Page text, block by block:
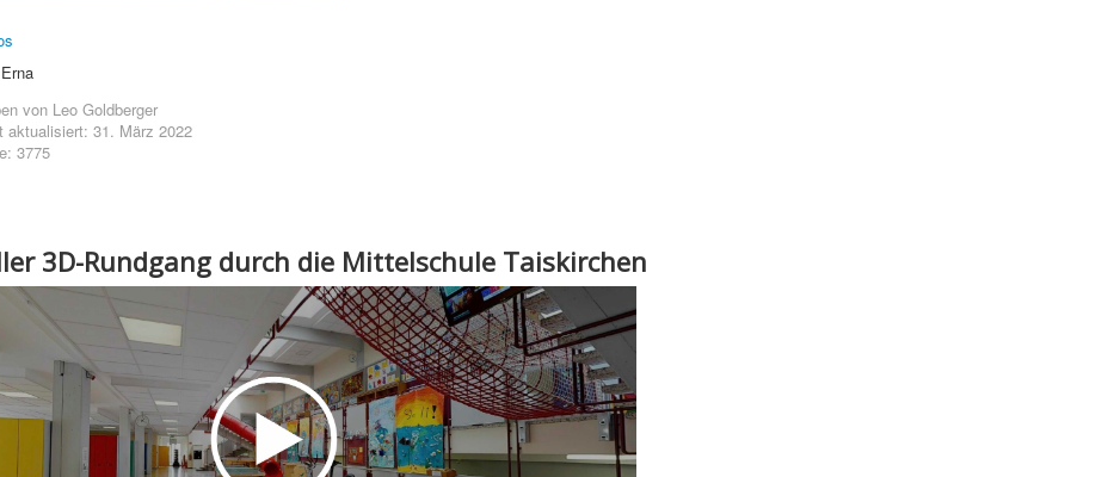
von Leo Goldberger
aktualisiert: 31. März 2022
3775
3D-Rundgang durch die Mittelschule Taiskirchen